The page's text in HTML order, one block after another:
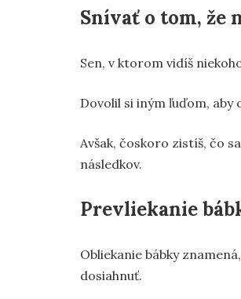
Snívať o tom, že
Sen, v ktorom vidíš
Dovolil si iným ľuďom,
Avšak, čoskoro zistíš, čo
následkov.
Prevliekanie
Obliekanie bábky
dosiahnuť.